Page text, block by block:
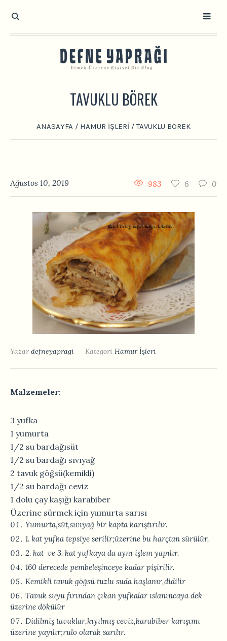
TAVUKLU BÖREK
ANASAYFA / HAMUR İŞLERI /TAVUKLU BÖREK
Ağustos 10, 2019 0
6
983
Yazardefneyapragi Kategori Hamur İşleri
Malzemeler:
3 yufka
1 yumurta
1/2 su bardağısüt
1/2 su bardağı sıvıyağ
2 tavuk göğsü(kemikli)
1/2 su bardağı ceviz
1 dolu çay kaşığı karabiber
Üzerine sürmek için yumurta sarısı
Yumurta,süt,sıvıyağ bir kapta karıştırılır.
1. kat yufka tepsiye serilir;üzerine bu harçtan sürülür.
2. kat ve 3. kat yufkaya da aynı işlem yapılır.
160 derecede pembeleşinceye kadar pişirilir.
Kemikli tavuk göğsü tuzlu suda haşlanır,didilir
Tavuk suyu fırından çıkan yufkalar ıslanıncaya dek
üzerine dökülür
Didilmiş tavuklar,kıyılmış ceviz,karabiber karışımı
üzerine yayılır;rulo olarak sarılır.